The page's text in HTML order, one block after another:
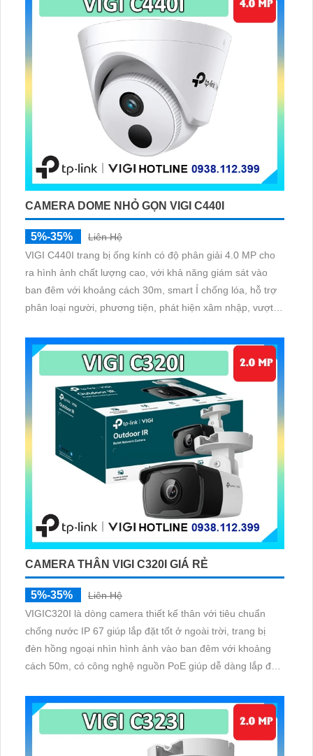
CAMERA DOME NHỎ GỌN VIGI C440I
5%-35%
Liên Hệ
VIGI C440I trang bị ống kính có độ phân giải 4.0 MP cho
ra hình ảnh chất lượng cao, với khả năng giám sát vào
ban đêm với khoảng cách 30m, smart Ỉ chống lóa, hỗ trợ
phân loại người, phương tiện, phát hiện xâm nhập, vượt
CAMERA THÂN VIGI C320I GIÁ RẺ
5%-35%
Liên Hệ
VIGIC320I là dòng camera thiết kế thân với tiêu chuẩn
chống nước IP 67 giúp lắp đặt tốt ở ngoài trời, trang bị
đèn hồng ngoại nhìn hình ảnh vào ban đêm với khoảng
cách 50m, có công nghệ nguồn PoE giúp dễ dàng lắp đặt,